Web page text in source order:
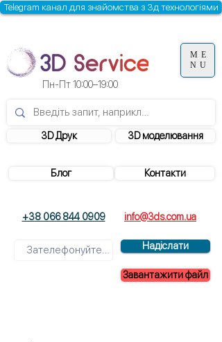
3D моделювання
Контакти
3D Друк
+38 066 844 0909 info@3ds.com.ua
Надіслати
Завантажити файл
Блог
Пн-Пт 10:00–19:00
Telegram канал для знайомства з 3д технологіями
ME
NU